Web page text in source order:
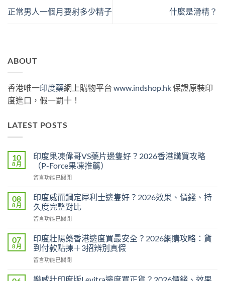
正常男人一個月要射多少精子 什麼是滑精？
ABOUT
香港唯一印度藥網上購物平台 www.indshop.hk保證原裝印
度進口，假一罰十！
LATEST POSTS
10
8 月
印度果凍偉哥VS藥片邊隻好？2026香港購買攻略
（P-Force果凍推薦）
在
度
果
凍
偉
VS
藥
片
邊
好？
留言功能已關閉
08
8 月
印度威而鋼定犀利士邊隻好？2026效果、價錢、持
久度完整對比
在
度
威
而
鋼
犀
留言功能已關閉
07
8 月
印度壯陽藥香港邊度買最安全？2026網購攻略：貨
到付款點揀＋3招辨別真假
在
度
留言功能已關閉
樂威壯印度版Levitra邊度買正貨？2026價錢、效果